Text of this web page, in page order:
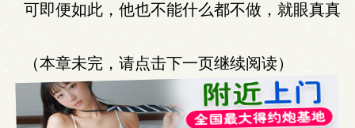
可即便如此，他也不能什么都不做，就眼真真
（本章未完，请点击下一页继续阅读）